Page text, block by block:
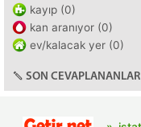
kayıp (0)
kan aranıyor (0)
ev/kalacak yer (0)
SON CEVAPLANANLAR